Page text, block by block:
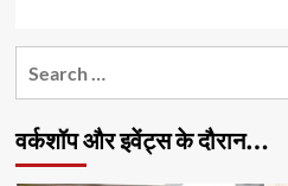
वर्कशॉप और इवेंट्स के दौरान…